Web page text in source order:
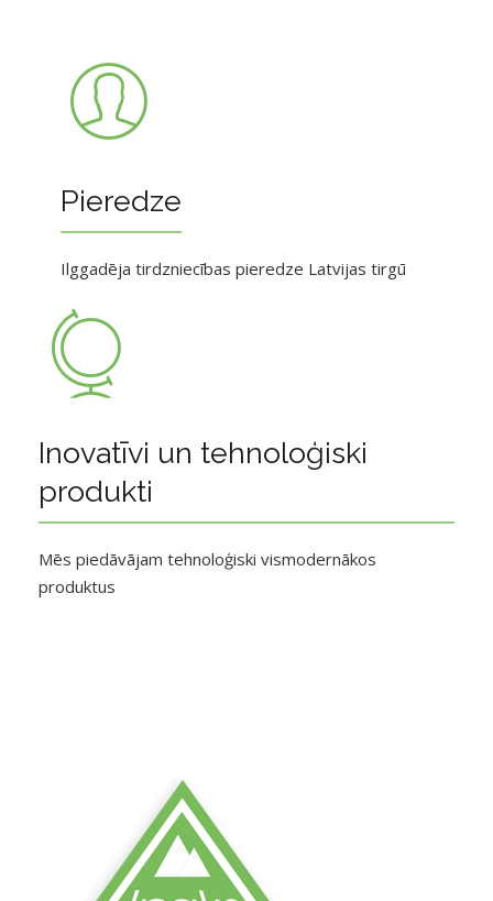
Pieredze
Ilggadēja tirdzniecības pieredze Latvijas tirgū
Inovatīvi un tehnoloģiski
produkti
Mēs piedāvājam tehnoloģiski vismodernākos
produktus